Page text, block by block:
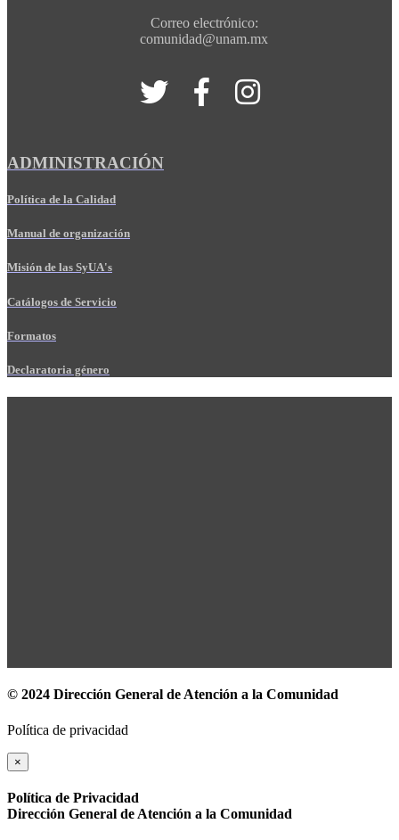
Correo electrónico:
comunidad@unam.mx
ADMINISTRACIÓN
Política de la Calidad
Manual de organización
Misión de las SyUA's
Catálogos de Servicio
Formatos
Declaratoria género
© 2024 Dirección General de Atención a la Comunidad
Política de privacidad
×
Política de Privacidad
Dirección General de Atención a la Comunidad